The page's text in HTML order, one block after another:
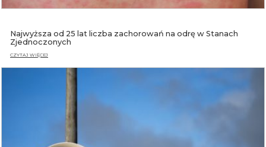
Najwyższa od 25 lat liczba zachorowań na odrę w Stanach
Zjednoczonych
CZYTAJ WIĘCEJ